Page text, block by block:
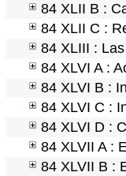
84 XLII B :
84 XLII C :
84 XLIII :
84 XLVI A :
84 XLVI B :
84 XLVI C :
84 XLVI D :
84 XLVII A :
84 XLVII B :